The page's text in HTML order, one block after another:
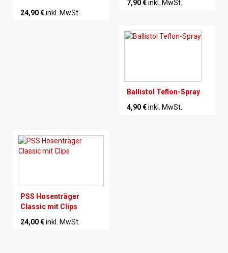
24,90 €inkl. MwSt.
7,90 €inkl. MwSt.
Ballistol Teflon-Spray
4,90 €inkl. MwSt.
PSS Hosenträger
Classic mit Clips
24,00 €inkl. MwSt.